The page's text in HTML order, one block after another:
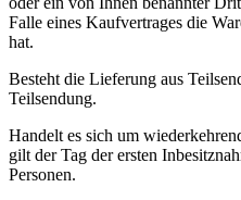
Falle eines Kaufvertrages die
hat.
Besteht die Lieferung aus
Teilsendung.
Handelt es sich um
gilt der Tag der ersten
Personen.